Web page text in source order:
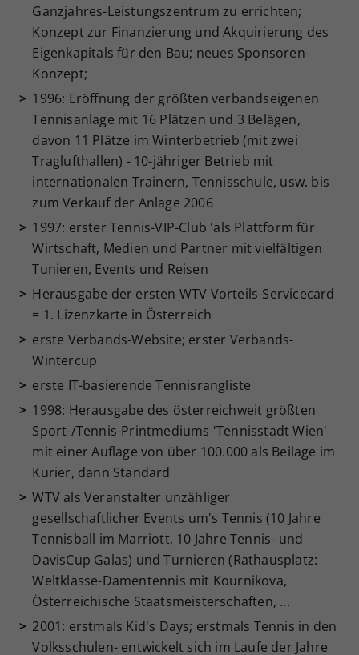
Ganzjahres-Leistungszentrum zu errichten;
Konzept zur Finanzierung und Akquirierung des
Eigenkapitals für den Bau; neues Sponsoren-
Konzept;
1996: Eröffnung der größten verbandseigenen
Tennisanlage mit 16 Plätzen und 3 Belägen,
davon 11 Plätze im Winterbetrieb (mit zwei
Traglufthallen) - 10-jähriger Betrieb mit
internationalen Trainern, Tennisschule, usw. bis
zum Verkauf der Anlage 2006
1997: erster Tennis-VIP-Club 'als Plattform für
Wirtschaft, Medien und Partner mit vielfältigen
Tunieren, Events und Reisen
Herausgabe der ersten WTV Vorteils-Servicecard
= 1. Lizenzkarte in Österreich
erste Verbands-Website; erster Verbands-
Wintercup
erste IT-basierende Tennisrangliste
1998: Herausgabe des österreichweit größten
Sport-/Tennis-Printmediums 'Tennisstadt Wien'
mit einer Auflage von über 100.000 als Beilage im
Kurier, dann Standard
WTV als Veranstalter unzähliger
gesellschaftlicher Events um's Tennis (10 Jahre
Tennisball im Marriott, 10 Jahre Tennis- und
DavisCup Galas) und Turnieren (Rathausplatz:
Weltklasse-Damentennis mit Kournikova,
Österreichische Staatsmeisterschaften, ...
2001: erstmals Kid's Days; erstmals Tennis in den
Volksschulen- entwickelt sich im Laufe der Jahre